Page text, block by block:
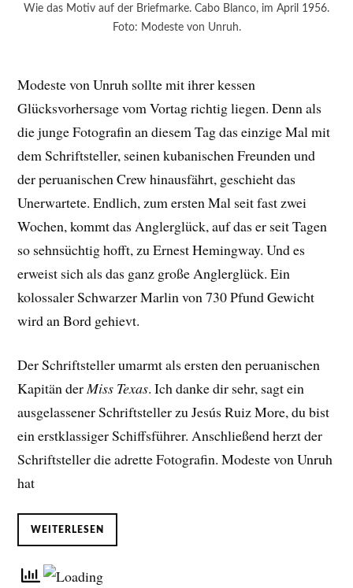
Wie das Motiv auf der Briefmarke. Cabo Blanco, im April 1956.
Foto: Modeste von Unruh.
Modeste von Unruh sollte mit ihrer kessen
Glücksvorhersage vom Vortag richtig liegen. Denn als
die junge Fotografin an diesem Tag das einzige Mal mit
dem Schriftsteller, seinen kubanischen Freunden und
der peruanischen Crew hinausfährt, geschieht das
Unerwartete. Endlich, zum ersten Mal seit fast zwei
Wochen, kommt das Anglerglück, auf das er seit Tagen
so sehnsüchtig hofft, zu Ernest Hemingway. Und es
erweist sich als das ganz große Anglerglück. Ein
kolossaler Schwarzer Marlin von 730 Pfund Gewicht
wird an Bord gehievt.
Der Schriftsteller umarmt als ersten den peruanischen
Kapitän derMiss Texas. Ich danke dir sehr, sagt ein
ausgelassener Schriftsteller zu Jesús Ruiz More, du bist
ein erstklassiger Schiffsführer. Anschließend herzt der
Schriftsteller die adrette Fotografin. Modeste von Unruh
hat
WEITERLESEN